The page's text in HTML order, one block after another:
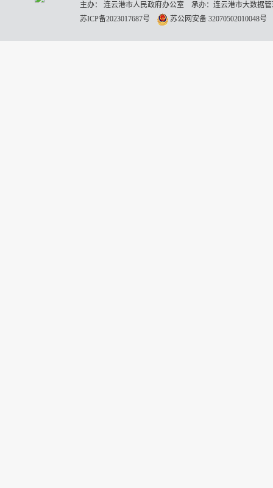
主办： 连云港市人民政府办公室 承办：连云港市大数据
苏ICP备2023017687号
苏公网安备 32070502010048号